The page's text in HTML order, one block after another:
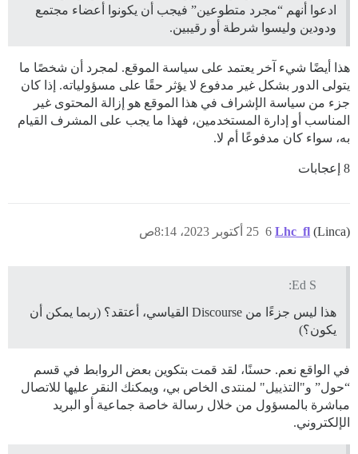
ادعوا أنهم “مجرد متطوعين” فيجب أن يكونوا أعضاء مجتمع
ودودين وليسوا شرطة أو رقيبين.
هذا أيضًا شيء آخر يعتمد على سياسة الموقع. لمجرد أن شخصًا ما
يتولى الدور بشكل غير مدفوع لا يؤثر حقًا على مسؤولياته. إذا كان
جزء من سياسة الإشراف في هذا الموقع هو إزالة المحتوى غير
المناسب أو إدارة المستخدمين، فهذا ما يجب على المشرف القيام
به، سواء كان مدفوعًا أم لا.
8 إعجابات
Lhc_fl (Linca) 25 أكتوبر 2023، 8:14ص 6
Ed S:
هذا ليس جزءًا من Discourse القياسي، أعتقد؟ (ربما يمكن أن
يكون؟)
في الواقع نعم. حسنًا، لقد قمت بتكوين بعض الروابط في قسم
“حول” و"التذييل" لمنتدى الخاص بي، ويمكنك النقر عليها للاتصال
مباشرة بالمسؤول من خلال رسالة خاصة جماعية أو البريد
الإلكتروني.